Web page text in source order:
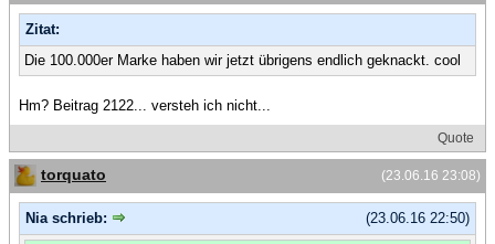
Zitat:
Die 100.000er Marke haben wir jetzt übrigens endlich geknackt. cool
Hm? Beitrag 2122... versteh ich nicht...
Quote
(23.06.16 23:08)
torquato
(23.06.16 22:50)
Nia schrieb: